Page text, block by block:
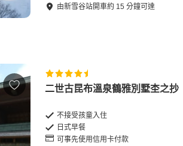
由新雪谷站開車約 15 分鐘可達
二世古昆布溫泉鶴雅別墅杢之抄
不接受孩童入住
日式早餐
可事先使用信用卡付款